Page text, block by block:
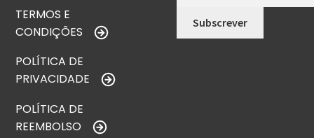
TERMOS E
CONDIÇÕES
POLÍTICA DE
PRIVACIDADE
POLÍTICA DE
REEMBOLSO